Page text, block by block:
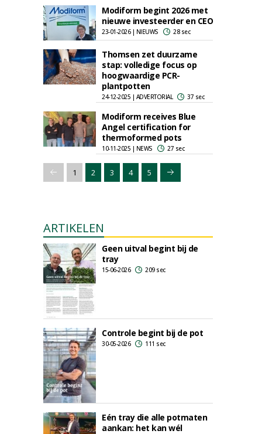
Modiform begint 2026 met
nieuwe investeerder en CEO
23-01-2026 | NIEUWS 28 sec
Thomsen zet duurzame
stap: volledige focus op
hoogwaardige PCR-
plantpotten
24-12-2025 | ADVERTORIAL 37 sec
Modiform receives Blue
Angel certification for
thermoformed pots
10-11-2025 | NEWS 27 sec
1 2 3 4 5
ARTIKELEN
Geen uitval begint bij de
tray
15-06-2026 209 sec
Controle begint bij de pot
30-05-2026 111 sec
Eén tray die alle potmaten
aankan: het kan wél